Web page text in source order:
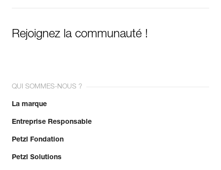
Rejoignez la communauté !
QUI SOMMES-NOUS ?
La marque
Entreprise Responsable
Petzl Fondation
Petzl Solutions